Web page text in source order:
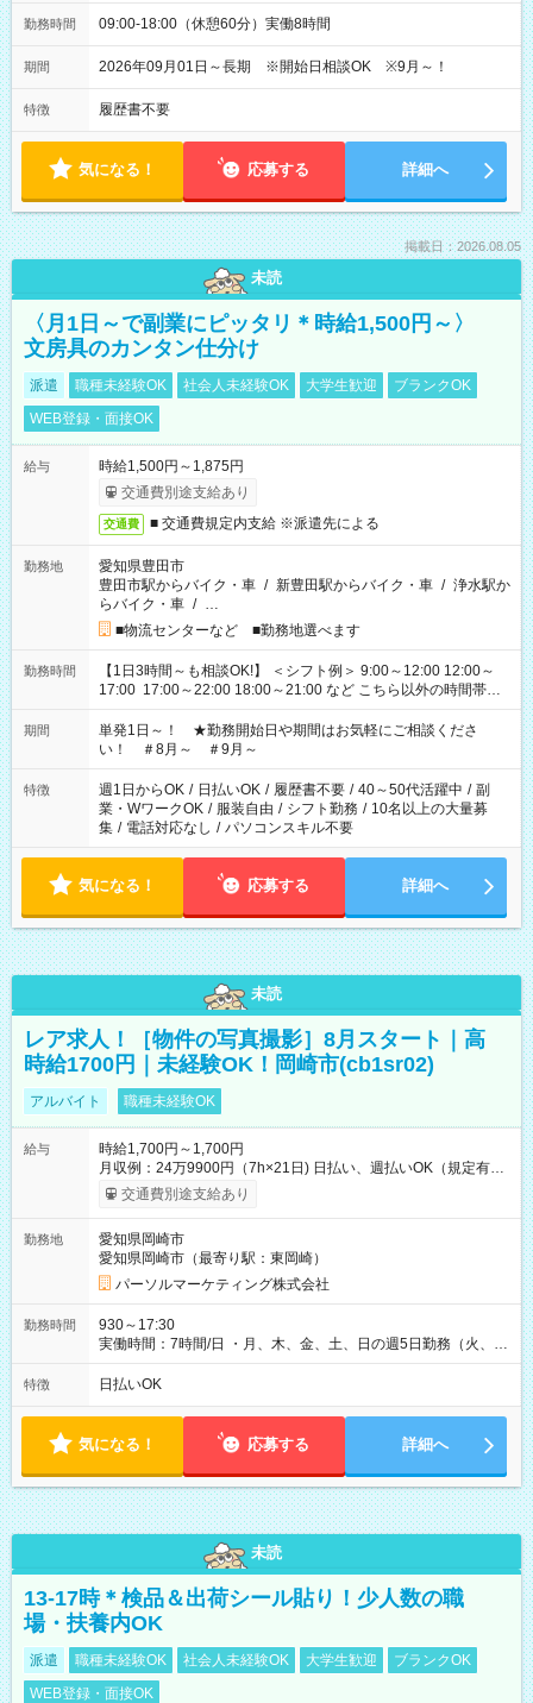
勤務時間 09:00-18:00（休憩60分）実働8時間
期間 2026年09月01日～長期 ※開始日相談OK ※9月～！
特徴 履歴書不要
気になる！ 応募する 詳細へ
掲載日：2026.08.05
未読
〈月1日～で副業にピッタリ＊時給1,500円～〉
文房具のカンタン仕分け
派遣 職種未経験OK 社会人未経験OK 大学生歓迎
ブランクOK
WEB登録・面接OK
給与
時給1,500円～1,875円
交通費別途支給あり
交通費 ■ 交通費規定内支給 ※派遣先による
勤務地
愛知県豊田市
豊田市駅からバイク・車 / 新豊田駅からバイク・車 / 浄水駅か
らバイク・車 / …
■物流センターなど ■勤務地選べます
勤務時間
【1日3時間～も相談OK!】 ＜シフト例＞ 9:00～12:00 12:00～
17:00 17:00～22:00 18:00～21:00 など こちら以外の時間帯も
お気軽にご相談ください！
期間
単発1日～！ ★勤務開始日や期間はお気軽にご相談くださ
い！ ＃8月～ ＃9月～
特徴 週1日からOK / 日払いOK / 履歴書不要 / 40～50代活躍中 / 副
業・WワークOK / 服装自由 / シフト勤務 / 10名以上の大量募
集 / 電話対応なし / パソコンスキル不要
気になる！ 応募する 詳細へ
未読
レア求人！［物件の写真撮影］8月スタート｜高
時給1700円｜未経験OK！岡崎市(cb1sr02)
アルバイト 職種未経験OK
給与
時給1,700円～1,700円
月収例：24万9900円（7h×21日) 日払い、週払いOK（規定有
り） 【試用期間】試用期間なし
交通費別途支給あり
勤務地
愛知県岡崎市
愛知県岡崎市（最寄り駅：東岡崎）
パーソルマーケティング株式会社
勤務時間
930～17:30
実働時間：7時間/日 ・月、木、金、土、日の週5日勤務（火、水
は固定休です／夏季、年末年始等、長期休暇有り！） ・ワンシ
フト！ 残業ほぼナシ（0～5h/月）
特徴 日払いOK
気になる！ 応募する 詳細へ
未読
13-17時＊検品＆出荷シール貼り！少人数の職
場・扶養内OK
派遣 職種未経験OK 社会人未経験OK 大学生歓迎
ブランクOK
WEB登録・面接OK